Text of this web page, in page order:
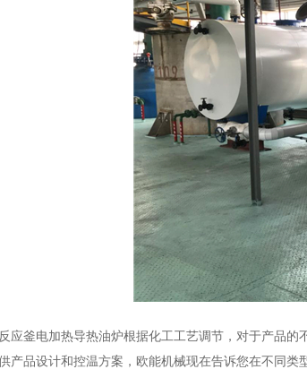
反应釜电加热导热油炉根据化工工艺调节，对于产品
产品设计和控温方案，欧能机械现在告诉您在不同